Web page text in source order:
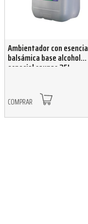
Ambientador con esencia
balsámica base alcohol
especial saunas 25L
COMPRAR